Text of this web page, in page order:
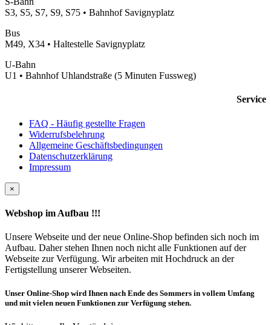
S3, S5, S7, S9, S75 • Bahnhof Savignyplatz
Bus
M49, X34 • Haltestelle Savignyplatz
U-Bahn
U1 • Bahnhof Uhlandstraße (5 Minuten Fussweg)
Service
FAQ - Häufig gestellte Fragen
Widerrufsbelehrung
Allgemeine Geschäftsbedingungen
Datenschutzerklärung
Impressum
×
Webshop im Aufbau !!!
Unsere Webseite und der neue Online-Shop befinden sich noch im
Aufbau. Daher stehen Ihnen noch nicht alle Funktionen auf der
Webseite zur Verfügung. Wir arbeiten mit Hochdruck an der
Fertigstellung unserer Webseiten.
Unser Online-Shop wird Ihnen nach Ende des Sommers in vollem Umfang
und mit vielen neuen Funktionen zur Verfügung stehen.